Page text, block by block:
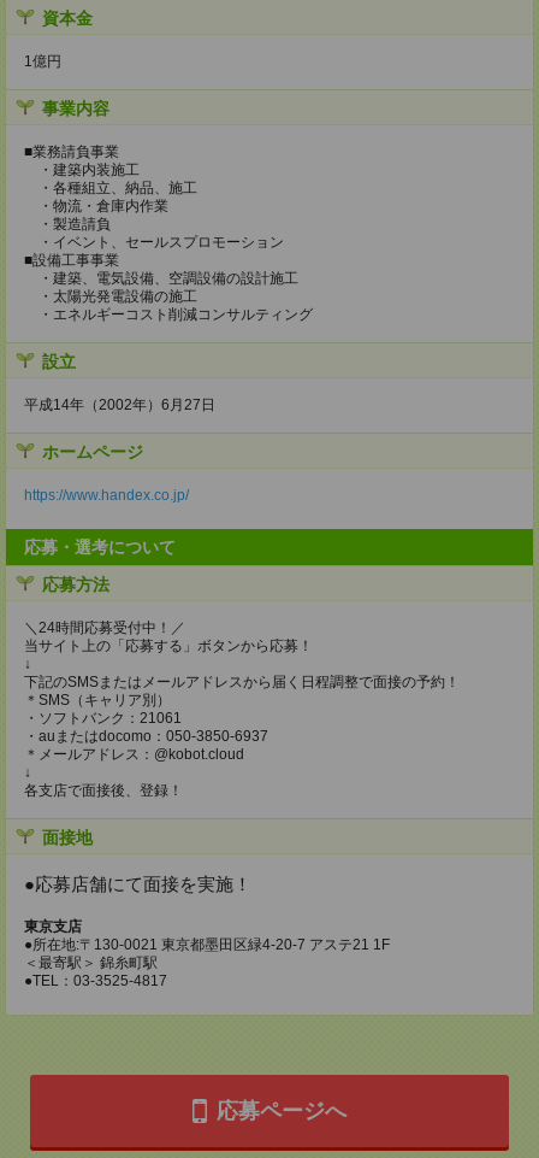
資本金
1億円
事業内容
■業務請負事業
・建築内装施工
・各種組立、納品、施工
・物流・倉庫内作業
・製造請負
・イベント、セールスプロモーション
■設備工事事業
・建築、電気設備、空調設備の設計施工
・太陽光発電設備の施工
・エネルギーコスト削減コンサルティング
設立
平成14年（2002年）6月27日
ホームページ
https://www.handex.co.jp/
応募・選考について
応募方法
＼24時間応募受付中！／
当サイト上の「応募する」ボタンから応募！
↓
下記のSMSまたはメールアドレスから届く日程調整で面接の予約！
＊SMS（キャリア別）
・ソフトバンク：21061
・auまたはdocomo：050-3850-6937
＊メールアドレス：@kobot.cloud
↓
各支店で面接後、登録！
面接地
●応募店舗にて面接を実施！
東京支店
●所在地:〒130-0021 東京都墨田区緑4-20-7 アステ21 1F
＜最寄駅＞ 錦糸町駅
●TEL：03-3525-4817
応募ページへ